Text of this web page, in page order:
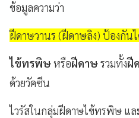
ข้อมูลความว่า
ฝีดาษวานร (ฝีดาษลิง) ป้องกัน
ไข้ทรพิษหรือฝีดาษรวมทั้งฝี
ด้วยวัคซีน
ไวรัสในกลุ่มฝีดาษไข้ทรพิษ แล